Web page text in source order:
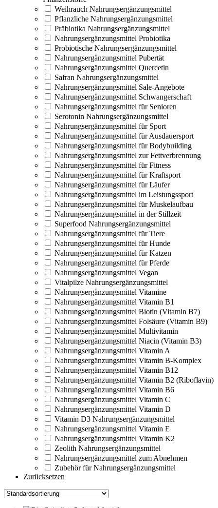
Weihrauch Nahrungsergänzungsmittel
Pflanzliche Nahrungsergänzungsmittel
Präbiotika Nahrungsergänzungsmittel
Nahrungsergänzungsmittel Probiotika
Probiotische Nahrungsergänzungsmittel
Nahrungsergänzungsmittel Pubertät
Nahrungsergänzungsmittel Quercetin
Safran Nahrungsergänzungsmittel
Nahrungsergänzungsmittel Sale-Angebote
Nahrungsergänzungsmittel Schwangerschaft
Nahrungsergänzungsmittel für Senioren
Serotonin Nahrungsergänzungsmittel
Nahrungsergänzungsmittel für Sport
Nahrungsergänzungsmittel für Ausdauersport
Nahrungsergänzungsmittel für Bodybuilding
Nahrungsergänzungsmittel zur Fettverbrennung
Nahrungsergänzungsmittel für Fitness
Nahrungsergänzungsmittel für Kraftsport
Nahrungsergänzungsmittel für Läufer
Nahrungsergänzungsmittel im Leistungssport
Nahrungsergänzungsmittel für Muskelaufbau
Nahrungsergänzungsmittel in der Stillzeit
Superfood Nahrungsergänzungsmittel
Nahrungsergänzungsmittel für Tiere
Nahrungsergänzungsmittel für Hunde
Nahrungsergänzungsmittel für Katzen
Nahrungsergänzungsmittel für Pferde
Nahrungsergänzungsmittel Vegan
Vitalpilze Nahrungsergänzungsmittel
Nahrungsergänzungsmittel Vitamine
Nahrungsergänzungsmittel Vitamin B1
Nahrungsergänzungsmittel Biotin (Vitamin B7)
Nahrungsergänzungsmittel Folsäure (Vitamin B9)
Nahrungsergänzungsmittel Multivitamin
Nahrungsergänzungsmittel Niacin (Vitamin B3)
Nahrungsergänzungsmittel Vitamin A
Nahrungsergänzungsmittel Vitamin B-Komplex
Nahrungsergänzungsmittel Vitamin B12
Nahrungsergänzungsmittel Vitamin B2 (Riboflavin)
Nahrungsergänzungsmittel Vitamin B6
Nahrungsergänzungsmittel Vitamin C
Nahrungsergänzungsmittel Vitamin D
Vitamin D3 Nahrungsergänzungsmittel
Nahrungsergänzungsmittel Vitamin E
Nahrungsergänzungsmittel Vitamin K2
Zeolith Nahrungsergänzungsmittel
Nahrungsergänzungsmittel zum Abnehmen
Zubehör für Nahrungsergänzungsmittel
Zurücksetzen